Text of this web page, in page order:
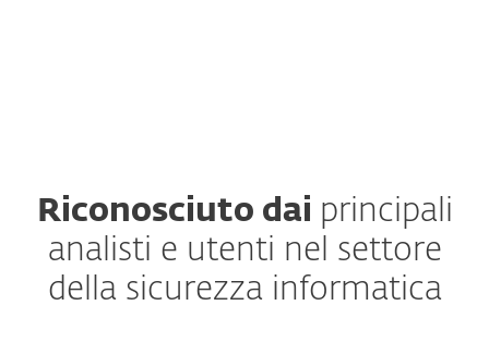
Riconosciuto dai principali
analisti e utenti nel settore
della sicurezza informatica